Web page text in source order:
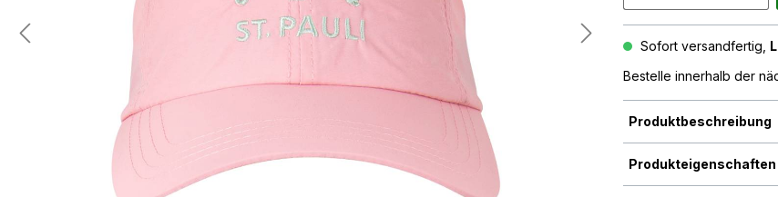
Sofort versandfertig,
Bestelle innerhalb der
Produktbeschreibung
Produkteigenschaften